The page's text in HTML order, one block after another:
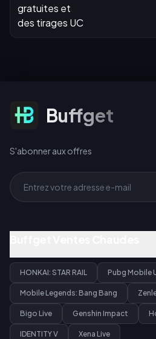
S'abonner aux offres
Buffget
S'abonner aux offres
HONKAI: STAR RAIL Pubg Mobile
Mobile Legends: Bang Bang
Bigo Live Genshin Impact
IDENTITY V Xena Live